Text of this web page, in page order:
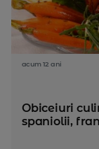
acum 12 ani
Obiceiuri
spaniolii,